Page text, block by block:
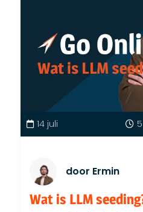
14 juli
door Ermin
Wat is LLM